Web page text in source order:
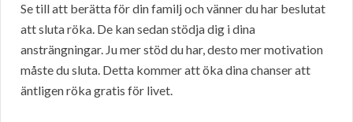
Se till att berätta för din familj och vänner du har beslutat
att sluta röka. De kan sedan stödja dig i dina
ansträngningar. Ju mer stöd du har, desto mer motivation
måste du sluta. Detta kommer att öka dina chanser att
äntligen röka gratis för livet.